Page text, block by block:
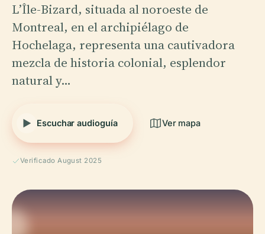
L’Île-Bizard, situada al noroeste de
Montreal, en el archipiélago de
Hochelaga, representa una cautivadora
mezcla de historia colonial, esplendor
natural y…
Escuchar audioguía Ver mapa
Verificado August 2025